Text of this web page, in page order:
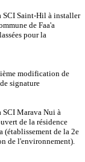
SCI Saint-Hil à installer
de Faa'a
pour la
modification de
signature
SCI Marava Nui à
de la résidence
(établissement de la 2e
de l'environnement).